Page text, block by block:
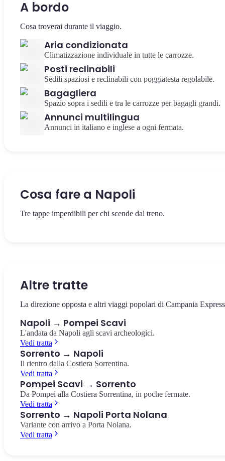
A bordo
Cosa troverai durante il viaggio.
Aria condizionata
Climatizzazione individuale in tutte le carrozze.
Posti reclinabili
Sedili spaziosi e reclinabili con poggiatesta regolabile.
Bagagliera
Spazio sopra i sedili e tra le carrozze per bagagli grandi.
Annunci multilingua
Annunci in italiano e inglese a ogni fermata.
Cosa fare a Napoli
Tre tappe imperdibili per chi scende dal treno.
Altre tratte
La direzione opposta e altri viaggi popolari di Campania
Napoli → Pompei Scavi
L'andata da Napoli agli scavi archeologici.
Vedi tratta
Sorrento → Napoli
Il rientro dalla Costiera Sorrentina.
Vedi tratta
Pompei Scavi → Sorrento
Da Pompei alla Costiera Sorrentina, in poche fermate.
Vedi tratta
Sorrento → Napoli Porta Nolana
Variante con arrivo a Porta Nolana.
Vedi tratta